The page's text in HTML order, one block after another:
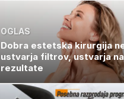
OGLAS
Dobra estetska kirurgija
ustvarja filtrov, ustvarja
rezultate